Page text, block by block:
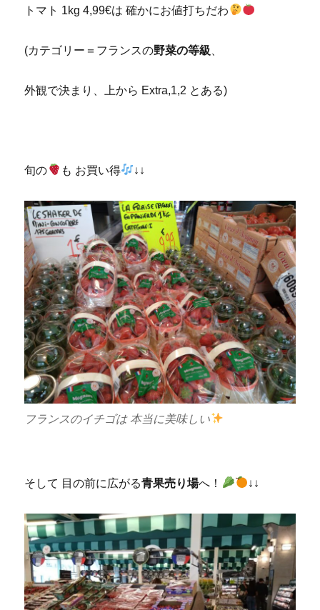
トマト 1kg 4,99€は 確かにお値打ちだわ
(カテゴリー＝フランスの野菜の等級
外観で決まり、上から Extra,1,2 とある)
旬の も お買い得 ↓↓
フランスのイチゴは 本当に美味しい
そして 目の前に広がる青果売り場へ！ ↓↓